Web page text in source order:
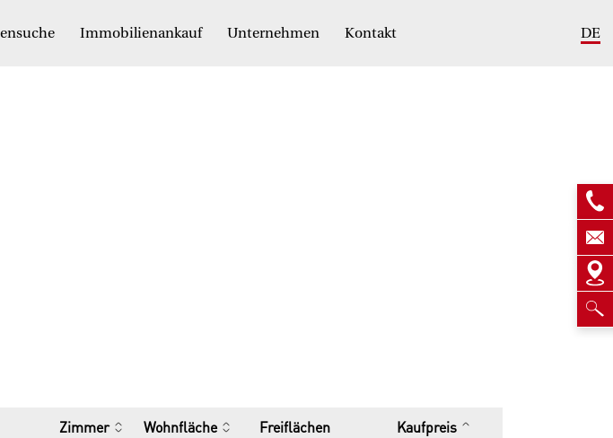
Immobilienankauf Unternehmen Kontakt DE
Zimmer Wohnfläche Freiflächen Kaufpreis